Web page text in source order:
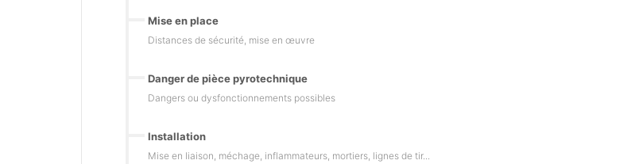
Mise en place
Distances de sécurité, mise en œuvre
Danger de pièce pyrotechnique
Dangers ou dysfonctionnements possibles
Installation
Mise en liaison, méchage, inflammateurs, mortiers, lignes de tir...